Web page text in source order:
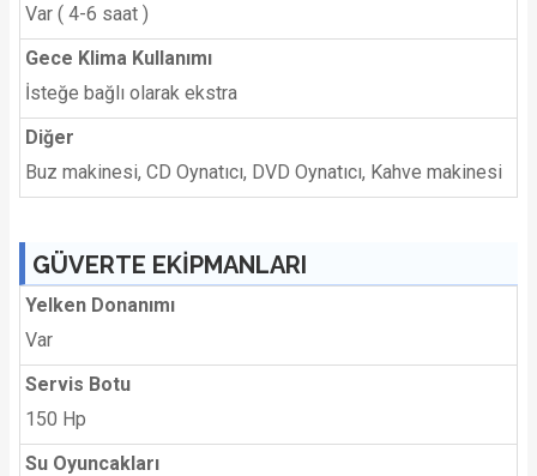
Var ( 4-6 saat )
Gece Klima Kullanımı
İsteğe bağlı olarak ekstra
Diğer
Buz makinesi, CD Oynatıcı, DVD Oynatıcı, Kahve makinesi
GÜVERTE EKİPMANLARI
Yelken Donanımı
Var
Servis Botu
150 Hp
Su Oyuncakları